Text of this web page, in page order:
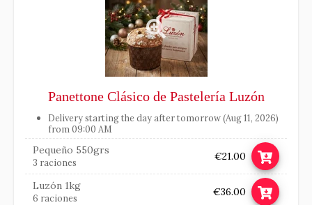
Panettone Clásico de Pastelería Luzón
Delivery starting the day after tomorrow (Aug 11, 2026)
from 09:00 AM
Pequeño 550grs
3 raciones €21.00
Luzón 1kg
6 raciones €36.00